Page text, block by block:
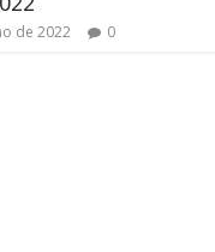
de 2022 0